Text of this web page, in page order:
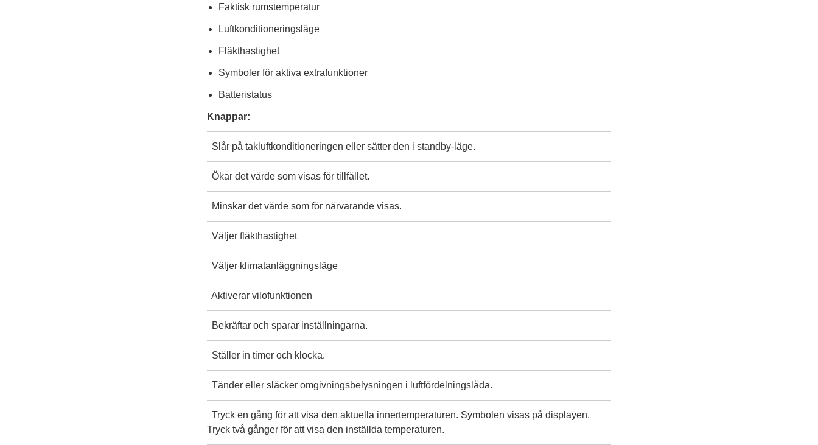
Faktisk rumstemperatur
Luftkonditioneringsläge
Fläkthastighet
Symboler för aktiva extrafunktioner
Batteristatus
Knappar:
Slår på takluftkonditioneringen eller sätter den i standby-läge.
Ökar det värde som visas för tillfället.
Minskar det värde som för närvarande visas.
Väljer fläkthastighet
Väljer klimatanläggningsläge
Aktiverar vilofunktionen
Bekräftar och sparar inställningarna.
Ställer in timer och klocka.
Tänder eller släcker omgivningsbelysningen i luftfördelningslåda.
Tryck en gång för att visa den aktuella innertemperaturen. Symbolen visas på displayen.
Tryck två gånger för att visa den inställda temperaturen.